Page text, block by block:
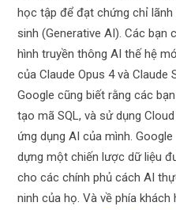
học tập để đạt chứng chỉ
sinh (Generative AI). Các
hình truyền thông AI thế hệ
của Claude Opus 4 và Claude
Google cũng biết rằng các
tạo mã SQL, và sử dụng
ứng dụng AI của mình.
dựng một chiến lược dữ liệu
cho các chính phủ cách AI
ninh của họ. Và về phía